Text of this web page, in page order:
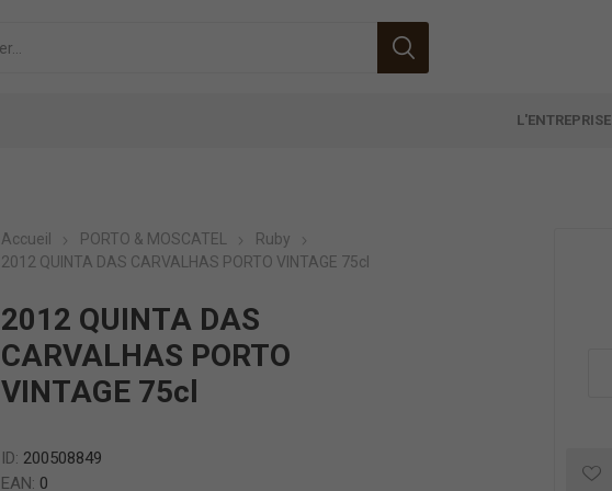
L'ENTREPRISE
Accueil PORTO & MOSCATEL
Ruby
2012 QUINTA DAS CARVALHAS PORTO VINTAGE 75cl
2012 QUINTA DAS
CARVALHAS PORTO
VINTAGE 75cl
ID: 200508849
EAN: 0